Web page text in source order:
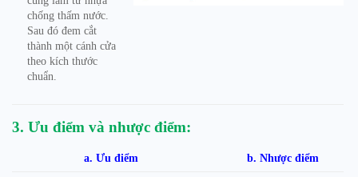
chống thấm nước.
Sau đó đem cắt
thành một cánh cửa
theo kích thước
chuẩn.
3. Ưu điểm và nhược điểm:
a. Ưu điểm b. Nhược điểm